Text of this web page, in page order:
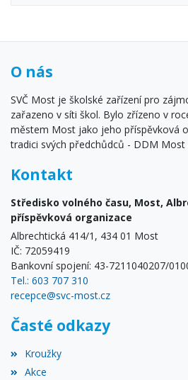
O nás
SVČ Most je školské zařízení pro
zařazeno v síti škol. Bylo zřízeno v
městem Most jako jeho příspěvková
tradici svých předchůdců - DDM Most
Kontakt
Středisko volného času, Most,
příspěvková organizace
Albrechtická 414/1, 434 01 Most
IČ: 72059419
Bankovní spojení: 43-7211040207/
Tel.: 603 707 310
recepce@svc-most.cz
Časté odkazy
Kroužky
Akce